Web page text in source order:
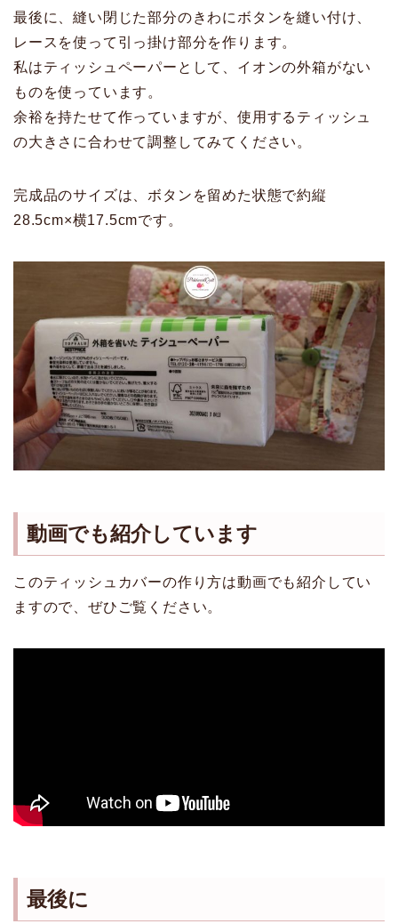
最後に、縫い閉じた部分のきわにボタンを縫い付け、
レースを使って引っ掛け部分を作ります。
私はティッシュペーパーとして、イオンの外箱がない
ものを使っています。
余裕を持たせて作っていますが、使用するティッシュ
の大きさに合わせて調整してみてください。
完成品のサイズは、ボタンを留めた状態で約縦
28.5cm×横17.5cmです。
動画でも紹介しています
このティッシュカバーの作り方は動画でも紹介してい
ますので、ぜひご覧ください。
最後に